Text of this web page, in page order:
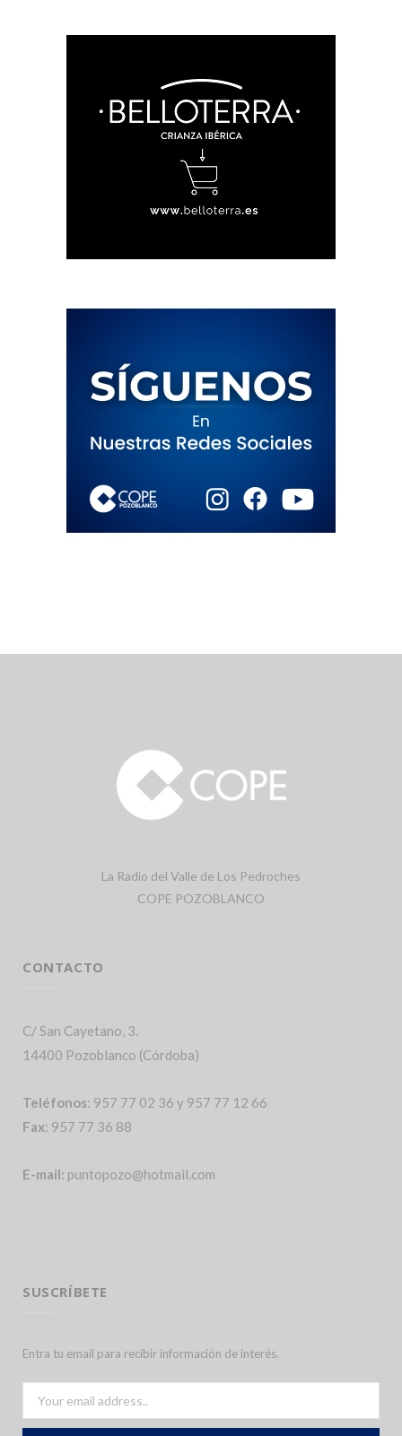
La Radio del Valle de Los Pedroches
COPE POZOBLANCO
CONTACTO
C/ San Cayetano, 3.
14400 Pozoblanco (Córdoba)
Teléfonos: 957 77 02 36 y 957 77 12 66
Fax: 957 77 36 88
E-mail: puntopozo@hotmail.com
SUSCRÍBETE
Entra tu email para recibir información de interés.